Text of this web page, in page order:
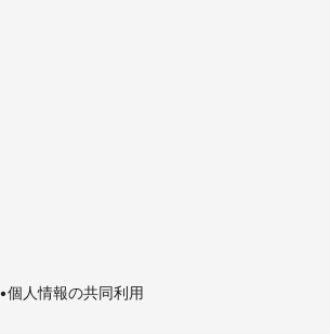
個人情報の共同利用